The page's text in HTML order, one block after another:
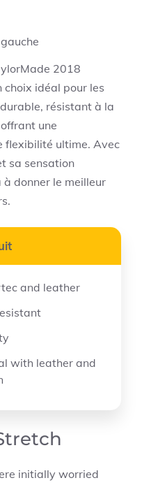
2018
choix idéal pour les
résistant à la
une
flexibilité ultime. Avec
sa sensation
donner le meilleur
and leather
with leather and
initially worried